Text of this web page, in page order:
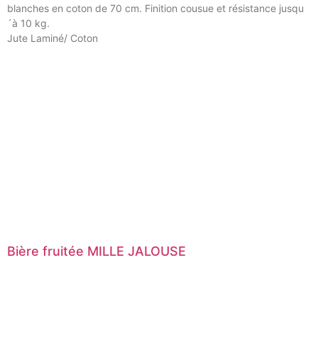
blanches en coton de 70 cm. Finition cousue et résistance jusqu
´à 10 kg.
Jute Laminé/ Coton
Bière fruitée MILLE JALOUSE